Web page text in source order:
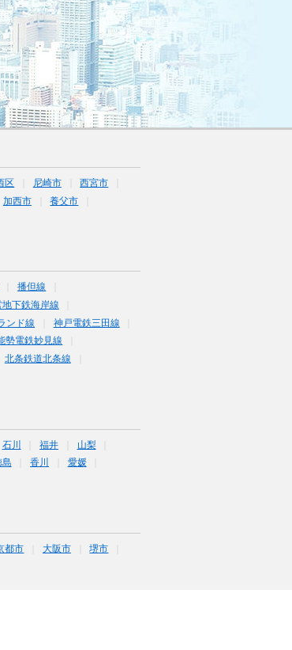
区 尼崎市
西宮市
加西市
養父市
播但線
地下鉄海岸線
ンド線
神戸電鉄三田線
勢電鉄妙見線
北条鉄道北条線
石川 福井
山梨
島 香川
愛媛
都市 大阪市
堺市